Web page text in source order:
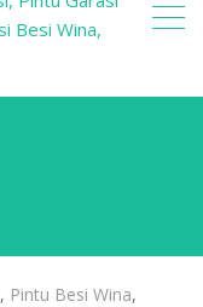
, Pintu Besi Wina,